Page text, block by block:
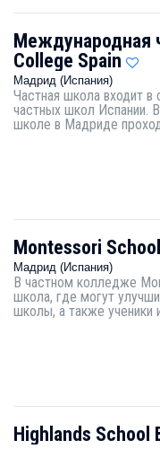
Международная
College Spain
Мадрид (Испания)
Частная школа входит
частных школ Испании.
школе в Мадриде
Montessori
Мадрид (Испания)
В частном колледже
школа, где могут
школы, а также ученики
Highlands School